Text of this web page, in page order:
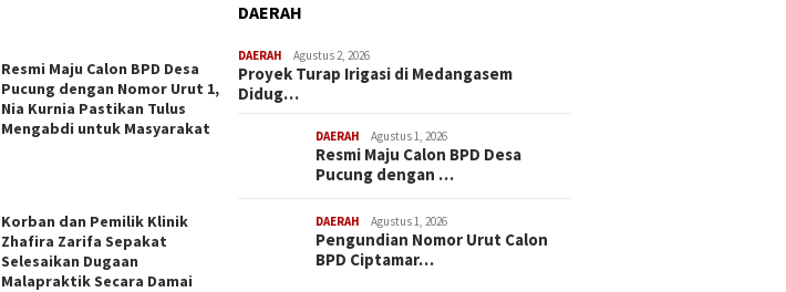
Resmi Maju Calon BPD Desa
Pucung dengan Nomor Urut 1,
Nia Kurnia Pastikan Tulus
Mengabdi untuk Masyarakat
Korban dan Pemilik Klinik
Zhafira Zarifa Sepakat
Selesaikan Dugaan
Malapraktik Secara Damai
DAERAH
DAERAH Agustus 2, 2026
Proyek Turap Irigasi di Medangasem
Didug…
DAERAH Agustus 1, 2026
Resmi Maju Calon BPD Desa
Pucung dengan …
DAERAH Agustus 1, 2026
Pengundian Nomor Urut Calon
BPD Ciptamar…